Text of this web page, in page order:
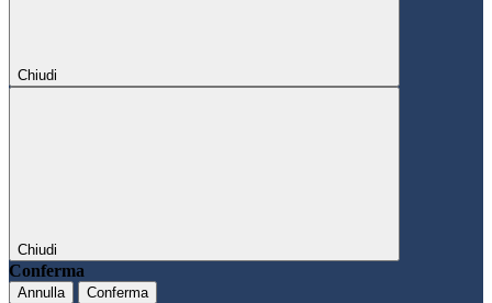
Chiudi
Chiudi
Conferma
Annulla Conferma